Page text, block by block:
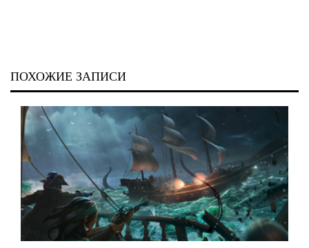
ПОХОЖИЕ ЗАПИСИ